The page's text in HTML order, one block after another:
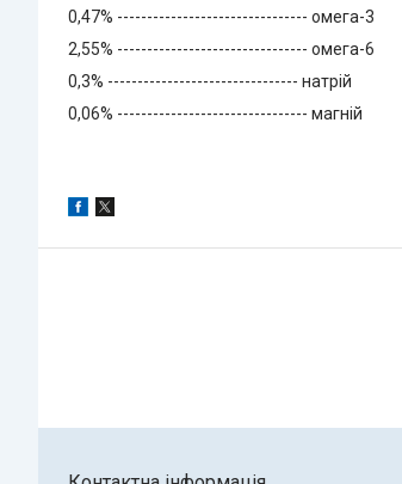
0,47% -------------------------------- омега-3
2,55% -------------------------------- омега-6
0,3% -------------------------------- натрій
0,06% -------------------------------- магній